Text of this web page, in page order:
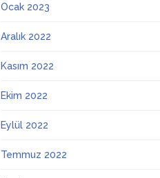
Ocak 2023
Aralık 2022
Kasım 2022
Ekim 2022
Eylül 2022
Temmuz 2022